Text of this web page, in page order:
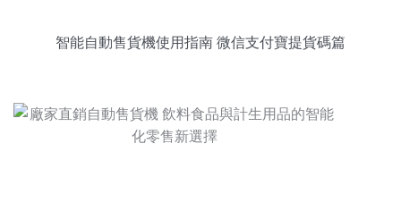
智能自動售貨機使用指南 微信支付寶提貨碼篇